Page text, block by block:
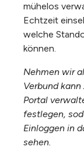
mühelos
Echtzeit
welche
können.
Nehmen wir
Verbund
Portal
festlegen,
Einloggen in
sehen.